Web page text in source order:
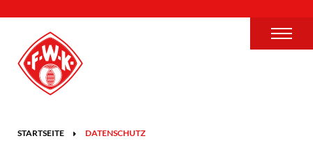
STARTSEITE DATENSCHUTZ